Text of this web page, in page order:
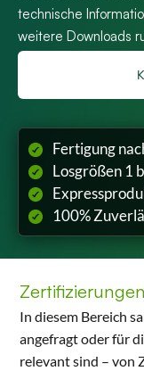
technische
weitere Downloads
Fertigung
Losgrößen 1
100%
Zertifizierungen
In diesem Bereich
angefragt oder für
relevant sind – von